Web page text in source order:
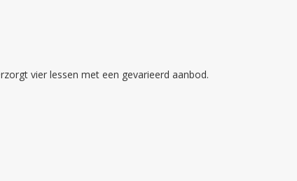
vier lessen met een gevarieerd aanbod.